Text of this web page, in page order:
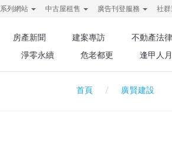
系列網站 中古屋租售 廣告刊登服務 社群
房產新聞 建案專訪 不動產法律
淨零永續 危老都更 逢甲人
首頁 廣賢建設